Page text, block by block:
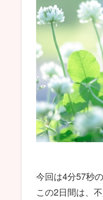
今回は4分57秒
この2日間は、